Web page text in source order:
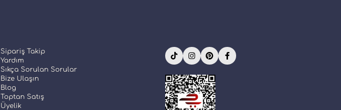
Sipariş Takip
Yardım
Sıkça Sorulan Sorular
Bize Ulaşın
Blog
Toptan Satış
Üyelik